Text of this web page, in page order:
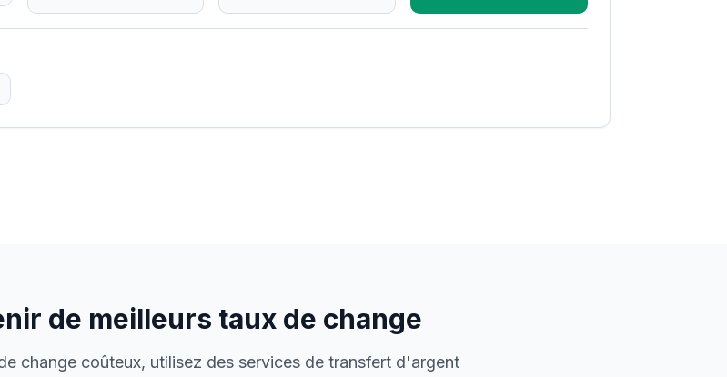
de meilleurs taux de change
change coûteux, utilisez des services de transfert d'argent